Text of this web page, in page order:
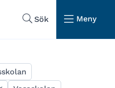
Sök
Meny